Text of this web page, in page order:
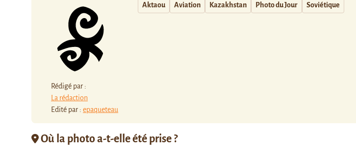
Rédigé par :
La rédaction
Edité par : epaqueteau
Aktaou Aviation Kazakhstan Photo du Jour Soviétique
Où la photo a-t-elle été prise ?